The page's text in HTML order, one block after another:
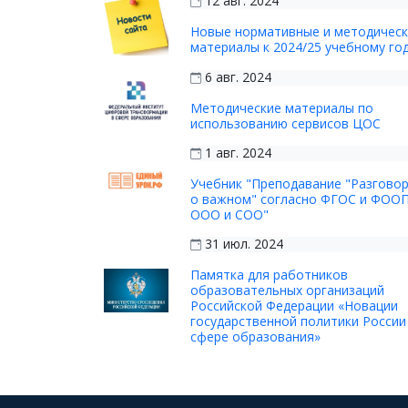
Новые нормативные и
материалы к 2024/25 учебному
6 авг. 2024
Методические материалы по
использованию сервисов ЦОС
1 авг. 2024
Учебник "Преподавание
о важном" согласно ФГОС и ФООП
ООО и СОО"
31 июл. 2024
Памятка для работников
образовательных организаций
Российской Федерации «Новации
государственной политики
сфере образования»